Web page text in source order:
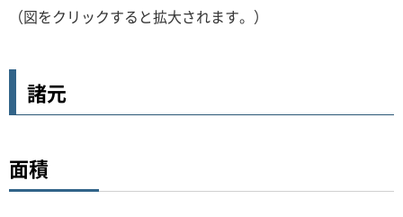
（図をクリックすると拡大されます。）
諸元
面積